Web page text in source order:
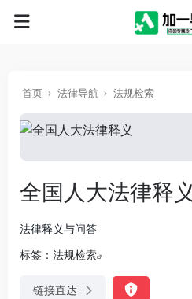
首页 法律导航 法规检索
全国人大法律释义
法律释义与问答
标签： 法规检索
链接直达